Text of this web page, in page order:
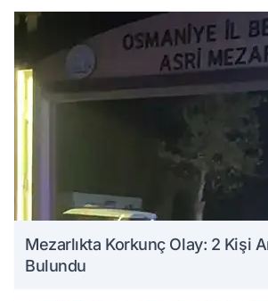
Mezarlıkta Korkunç Olay: 2 Kişi
Bulundu